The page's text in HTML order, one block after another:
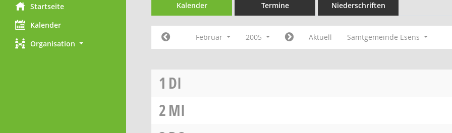
Startseite
Kalender
Organisation
Kalender Termine Niederschriften
Februar 2005 Aktuell Samtgemeinde Esens
1 DI
2MI